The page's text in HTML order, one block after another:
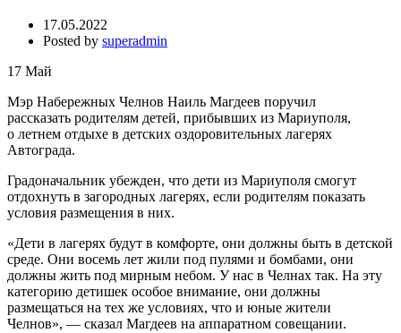
17.05.2022
Posted by superadmin
17 Май
Мэр Набережных Челнов Наиль Магдеев поручил
рассказать родителям детей, прибывших из Мариуполя,
о летнем отдыхе в детских оздоровительных лагерях
Автограда.
Градоначальник убежден, что дети из Мариуполя смогут
отдохнуть в загородных лагерях, если родителям показать
условия размещения в них.
«Дети в лагерях будут в комфорте, они должны быть в детской
среде. Они восемь лет жили под пулями и бомбами, они
должны жить под мирным небом. У нас в Челнах так. На эту
категорию детишек особое внимание, они должны
размещаться на тех же условиях, что и юные жители
Челнов», — сказал Магдеев на аппаратном совещании.